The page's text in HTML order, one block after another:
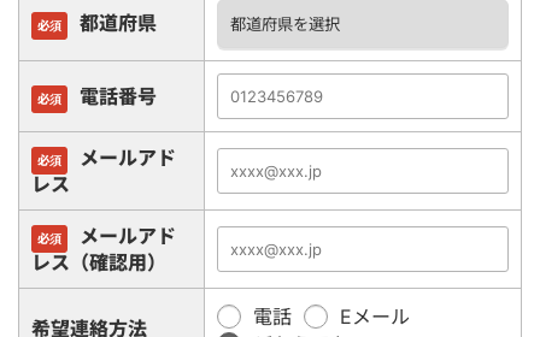
必須 都道府県
必須 電話番号
必須
メールアド
レス
必須
メールアド
レス（確認用）
希望連絡方法
電話
Eメール